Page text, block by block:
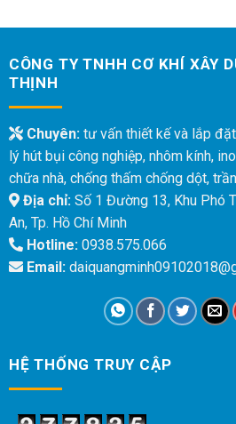
CÔNG TY TNHH CƠ KHÍ XÂY
THỊNH
Chuyên:tư vấn thiết kế và lắp
lý hút bụi công nghiệp, nhôm kính,
chữa nhà, chống thấm chống dột,
Địa chỉ:Số 1 Đường 13, Khu Phó
An, Tp. Hồ Chí Minh
Hotline:0938.575.066
Email:
HỆ THỐNG TRUY CẬP